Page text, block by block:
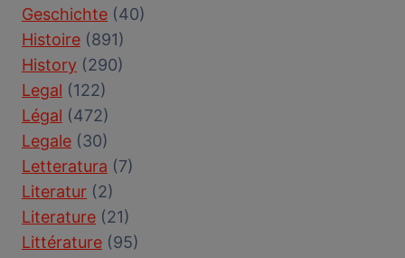
Geschichte (40)
Histoire (891)
History (290)
Legal (122)
Légal (472)
Legale (30)
Letteratura (7)
Literatur (2)
Literature (21)
Littérature (95)